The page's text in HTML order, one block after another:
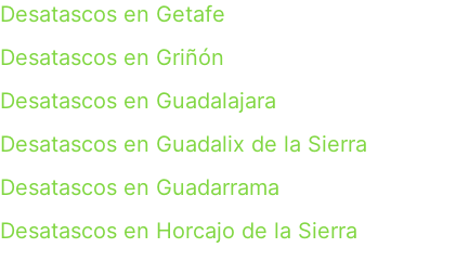
Desatascos en Getafe
Desatascos en Griñón
Desatascos en Guadalajara
Desatascos en Guadalix de la Sierra
Desatascos en Guadarrama
Desatascos en Horcajo de la Sierra